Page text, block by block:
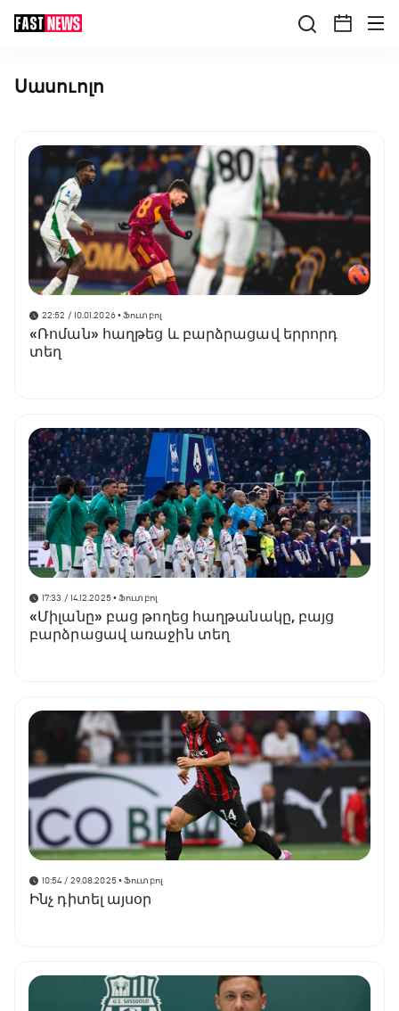
Սասուոլո
22:52 / 10.01.2026• Ֆուտբոլ
«Ռոման» հաղթեց և բարձրացավ երրորդ
տեղ
17:33 / 14.12.2025• Ֆուտբոլ
«Միլանը» բաց թողեց հաղթանակը, բայց
բարձրացավ առաջին տեղ
10:54 / 29.08.2025• Ֆուտբոլ
Ինչ դիտել այսօր